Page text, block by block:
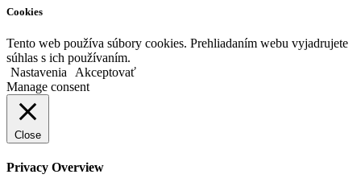
Cookies
Tento web používa súbory cookies. Prehliadaním webu vyjadrujete
súhlas s ich používaním.
Nastavenia
Akceptovať
Manage consent
Close
Privacy Overview